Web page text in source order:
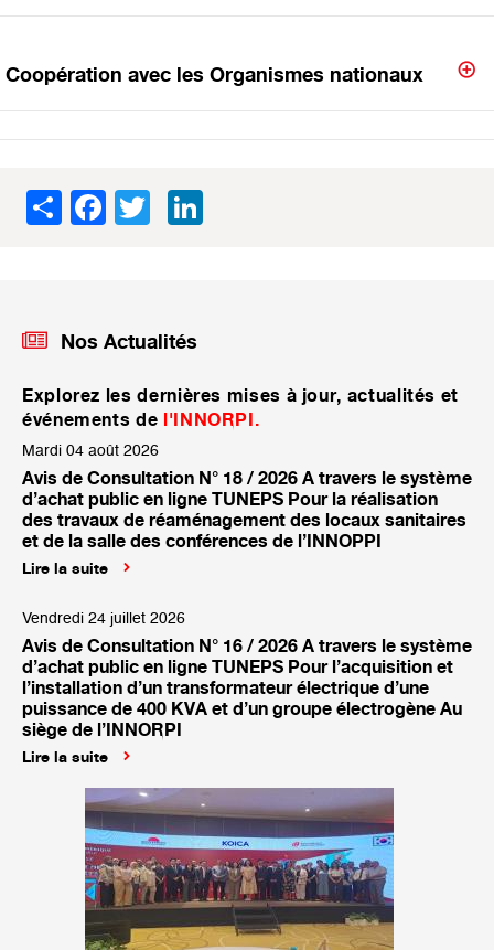
Coopération avec les Organismes nationaux
ShareFacebook
Twitter
Nos Actualités
Explorez les dernières mises à jour, actualités et
événements de l'INNORPI.
Mardi 04 août 2026
Avis de Consultation N° 18 / 2026 A travers le système
d’achat public en ligne TUNEPS Pour la réalisation
des travaux de réaménagement des locaux sanitaires
et de la salle des conférences de l’INNOPPI
Lire la suite
Vendredi 24 juillet 2026
Avis de Consultation N° 16 / 2026 A travers le système
d’achat public en ligne TUNEPS Pour l’acquisition et
l’installation d’un transformateur électrique d’une
puissance de 400 KVA et d’un groupe électrogène Au
siège de l’INNORPI
Lire la suite